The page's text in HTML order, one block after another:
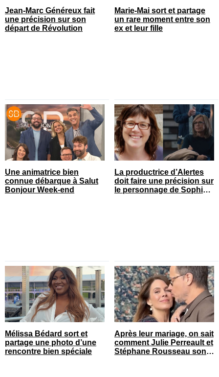
Jean-Marc Généreux fait
une précision sur son
départ de Révolution
Marie-Mai sort et partage
un rare moment entre son
ex et leur fille
Une animatrice bien
connue débarque à Salut
Bonjour Week-end
La productrice d’Alertes
doit faire une précision sur
le personnage de Sophie
Mélissa Bédard sort et
partage une photo d’une
rencontre bien spéciale
Après leur mariage, on sait
comment Julie Perreault et
Stéphane Rousseau sont